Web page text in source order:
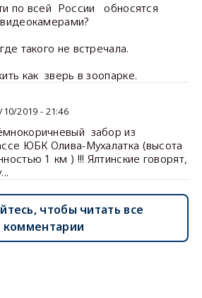
по всей России обносятся
такого не встречала.
как зверь в зоопарке.
10/2019 - 21:46
забор из
ЮБК Олива-Мухалатка (высота
1 км ) !!! Ялтинские говорят,
чтобы читать все
комментарии